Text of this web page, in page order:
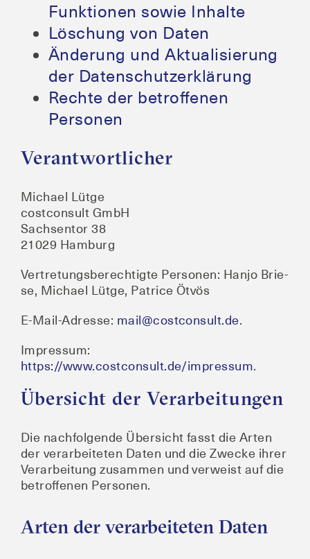
Funk­tio­nen sowie Inhalte
Löschung von Daten
Ände­rung und Aktua­li­sie­rung
der Datenschutzerklärung
Rech­te der betrof­fe­nen
Personen
Verantwortlicher
Micha­el Lütge
cos­t­con­sult GmbH
Sach­sen­tor 38
21029 Hamburg
Ver­tre­tungs­be­rech­tig­te Per­so­nen: Han­jo Brie­
se, Micha­el Lüt­ge, Patri­ce Ötvös
E‑Mail-Adres­se: mail@costconsult.de.
Impres­sum:
https://www.costconsult.de/impressum.
Übersicht der Verarbeitungen
Die nach­fol­gen­de Über­sicht fasst die Arten
der ver­ar­bei­te­ten Daten und die Zwe­cke ihrer
Ver­ar­bei­tung zusam­men und ver­weist auf die
betrof­fe­nen Personen.
Arten der verarbeiteten Daten